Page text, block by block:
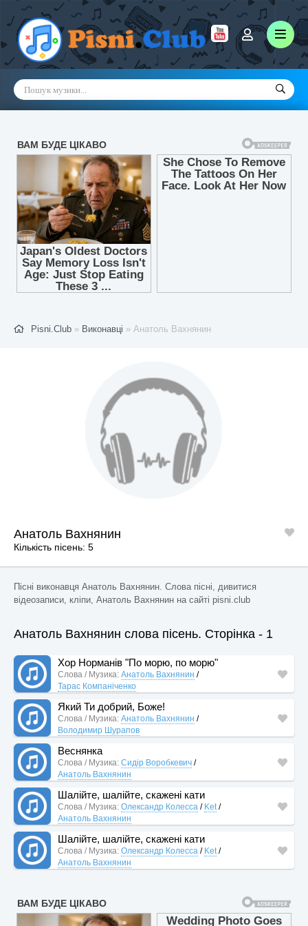
Pisni.Club » Виконавці » Анатоль Вахнянин
Анатоль Вахнянин
Кількість пісень: 5
Пісні виконавця Анатоль Вахнянин. Слова пісні, дивитися
відеозаписи, кліпи, Анатоль Вахнянин на сайті pisni.club
Анатоль Вахнянин слова пісень. Сторінка - 1
Хор Норманів "По морю, по морю"
Слова / Музика: Анатоль Вахнянин /
Тарас Компаніченко
Який Ти добрий, Боже!
Слова / Музика: Анатоль Вахнянин /
Володимир Шурапов
Веснянка
Слова / Музика: Сидір Воробкевич /
Анатоль Вахнянин
Шалійте, шалійте, скажені кати
Слова / Музика: Олександр Колесса / Ket /
Анатоль Вахнянин
Шалійте, шалійте, скажені кати
Слова / Музика: Олександр Колесса / Ket /
Анатоль Вахнянин